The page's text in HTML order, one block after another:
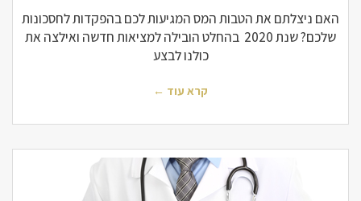
המגיעות
לכם
בהפקדות
לחסכונות
האם ניצלתם את הטבות המס המגיעות לכם בהפקדות לחסכונות
שלכם? שנת 2020 בהחלט הובילה למציאות חדשה ואילצה את
כולנו לבצע
קרא עוד ←